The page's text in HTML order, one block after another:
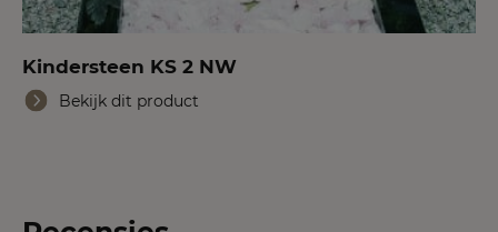
Kindersteen KS 2 NW
Bekijk dit product